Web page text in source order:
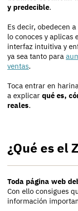
y predecible.
Es decir, obedecen
lo conoces y aplicas
interfaz intuitiva y
ya sea tanto para
ventas.
Toca entrar en
a explicar qué es,
reales.
¿Qué es el
Toda página web
Con ello consigues
información